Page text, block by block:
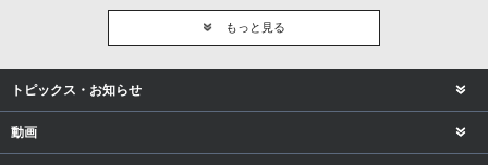
もっと見る
トピックス・お知らせ
動画